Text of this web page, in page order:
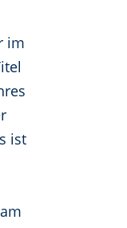
im
ist